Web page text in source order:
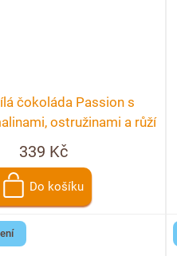
čokoláda Passion s
ostružinami a růží
339 Kč
Do košíku